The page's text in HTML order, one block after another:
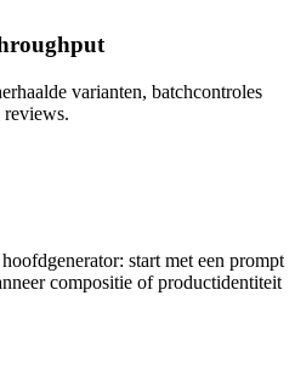
varianten, batchcontroles
reviews.
start met een prompt
compositie of productidentiteit